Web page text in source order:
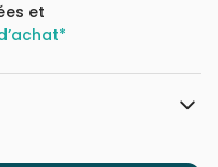
et
le leader de l'Europe de